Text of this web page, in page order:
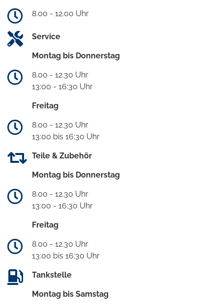
8.00 - 12.00 Uhr
Service
Montag bis Donnerstag
8.00 - 12.30 Uhr
13:00 - 16:30 Uhr
Freitag
8.00 - 12.30 Uhr
13:00 bis 16:30 Uhr
Teile & Zubehör
Montag bis Donnerstag
8.00 - 12.30 Uhr
13:00 - 16:30 Uhr
Freitag
8.00 - 12.30 Uhr
13:00 bis 16:30 Uhr
Tankstelle
Montag bis Samstag